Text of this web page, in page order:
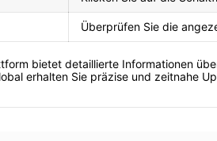
Überprüfen Sie die
bietet detaillierte Informationen
erhalten Sie präzise und zeitnahe